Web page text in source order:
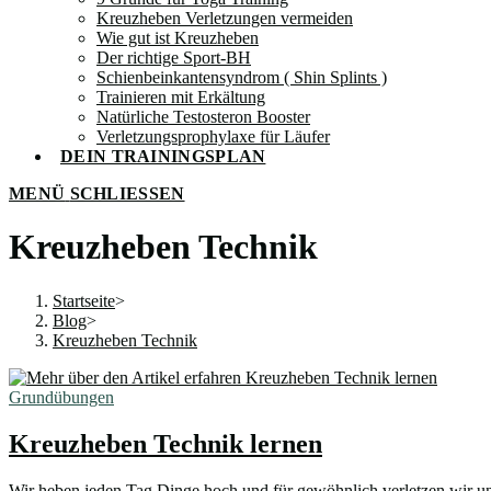
Kreuzheben Verletzungen vermeiden
Wie gut ist Kreuzheben
Der richtige Sport-BH
Schienbeinkantensyndrom ( Shin Splints )
Trainieren mit Erkältung
Natürliche Testosteron Booster
Verletzungsprophylaxe für Läufer
DEIN TRAININGSPLAN
MENÜ SCHLIESSEN
Kreuzheben Technik
Startseite>
Blog>
Kreuzheben Technik
Grundübungen
Kreuzheben Technik lernen